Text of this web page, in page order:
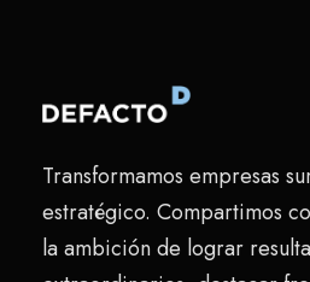
Transformamos empresas
estratégico. Compartimos
la ambición de lograr